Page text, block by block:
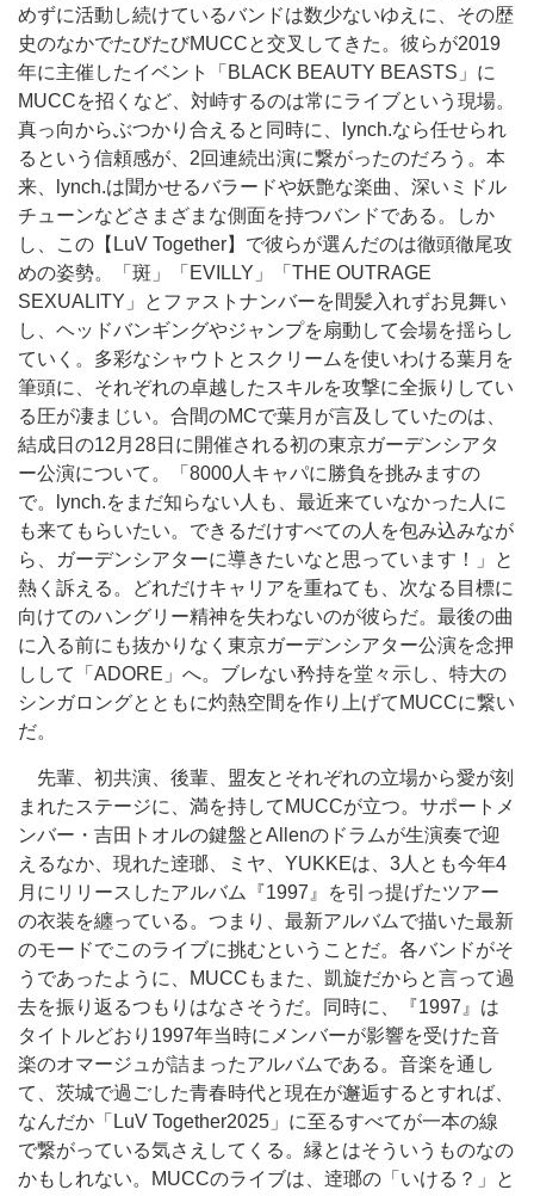
めずに活動し続けているバンドは数少ないゆえに、その歴
史のなかでたびたびMUCCと交叉してきた。彼らが2019
年に主催したイベント「BLACK BEAUTY BEASTS」に
MUCCを招くなど、対峙するのは常にライブという現場。
真っ向からぶつかり合えると同時に、lynch.なら任せられ
るという信頼感が、2回連続出演に繋がったのだろう。本
来、lynch.は聞かせるバラードや妖艶な楽曲、深いミドル
チューンなどさまざまな側面を持つバンドである。しか
し、この【LuV Together】で彼らが選んだのは徹頭徹尾攻
めの姿勢。「斑」「EVILLY」「THE OUTRAGE
SEXUALITY」とファストナンバーを間髪入れずお見舞い
し、ヘッドバンギングやジャンプを扇動して会場を揺らし
ていく。多彩なシャウトとスクリームを使いわける葉月を
筆頭に、それぞれの卓越したスキルを攻撃に全振りしてい
る圧が凄まじい。合間のMCで葉月が言及していたのは、
結成日の12月28日に開催される初の東京ガーデンシアタ
ー公演について。「8000人キャパに勝負を挑みますの
で。lynch.をまだ知らない人も、最近来ていなかった人に
も来てもらいたい。できるだけすべての人を包み込みなが
ら、ガーデンシアターに導きたいなと思っています！」と
熱く訴える。どれだけキャリアを重ねても、次なる目標に
向けてのハングリー精神を失わないのが彼らだ。最後の曲
に入る前にも抜かりなく東京ガーデンシアター公演を念押
しして「ADORE」へ。ブレない矜持を堂々示し、特大の
シンガロングとともに灼熱空間を作り上げてMUCCに繋い
だ。
先輩、初共演、後輩、盟友とそれぞれの立場から愛が刻
まれたステージに、満を持してMUCCが立つ。サポートメ
ンバー・吉田トオルの鍵盤とAllenのドラムが生演奏で迎
えるなか、現れた逹瑯、ミヤ、YUKKEは、3人とも今年4
月にリリースしたアルバム『1997』を引っ提げたツアー
の衣装を纏っている。つまり、最新アルバムで描いた最新
のモードでこのライブに挑むということだ。各バンドがそ
うであったように、MUCCもまた、凱旋だからと言って過
去を振り返るつもりはなさそうだ。同時に、『1997』は
タイトルどおり1997年当時にメンバーが影響を受けた音
楽のオマージュが詰まったアルバムである。音楽を通し
て、茨城で過ごした青春時代と現在が邂逅するとすれば、
なんだか「LuV Together2025」に至るすべてが一本の線
で繋がっている気さえしてくる。縁とはそういうものなの
かもしれない。MUCCのライブは、逹瑯の「いける？」と